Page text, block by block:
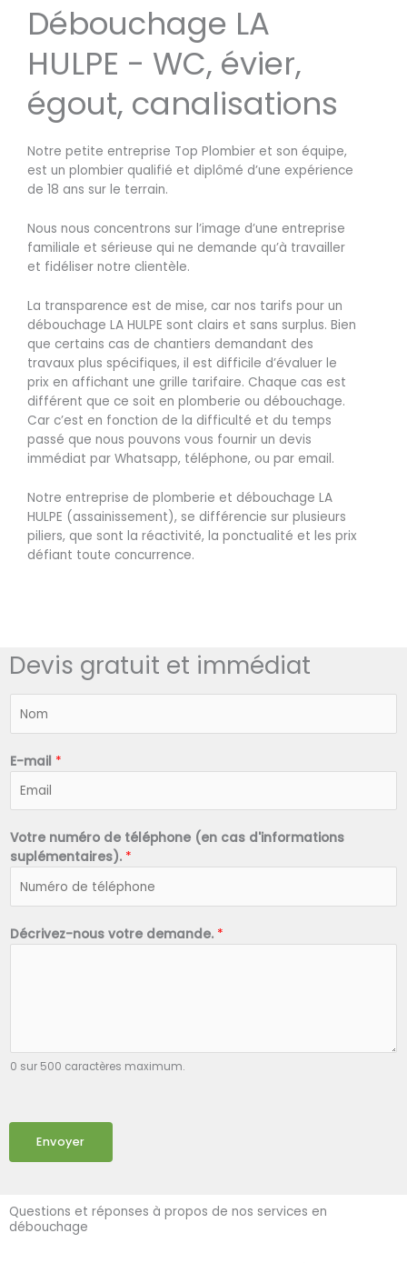
Débouchage LA
HULPE - WC, évier,
égout, canalisations
Notre petite entreprise Top Plombier et son équipe,
est un plombier qualifié et diplômé d’une expérience
de 18 ans sur le terrain.
Nous nous concentrons sur l’image d’une entreprise
familiale et sérieuse qui ne demande qu’à travailler
et fidéliser notre clientèle.
La transparence est de mise, car nos tarifs pour un
débouchage LA HULPE sont clairs et sans surplus. Bien
que certains cas de chantiers demandant des
travaux plus spécifiques, il est difficile d’évaluer le
prix en affichant une grille tarifaire. Chaque cas est
différent que ce soit en plomberie ou débouchage.
Car c’est en fonction de la difficulté et du temps
passé que nous pouvons vous fournir un devis
immédiat par Whatsapp, téléphone, ou par email.
Notre entreprise de plomberie et débouchage LA
HULPE (assainissement), se différencie sur plusieurs
piliers, que sont la réactivité, la ponctualité et les prix
défiant toute concurrence.
Devis gratuit et immédiat
*
E-mail *
Votre numéro de téléphone (en cas d'informations
suplémentaires). *
Décrivez-nous votre demande. *
0 sur 500 caractères maximum.
Envoyer
Questions et réponses à propos de nos services en
débouchage